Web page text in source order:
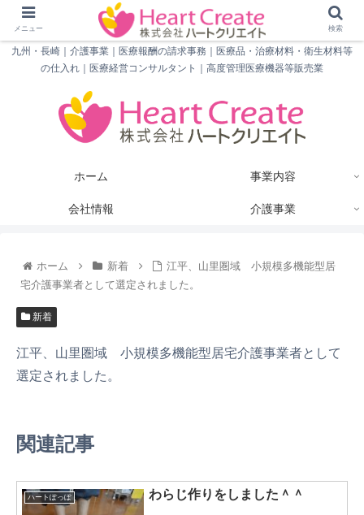
九州・長崎｜介護事業｜医療報酬の請求事務｜医療品・治療材料・衛生材料等
の仕入れ｜医療経営コンサルタント｜高度管理医療機器等販売業
ホーム 事業内容
会社情報 介護事業
ホーム 新着
江平、山里圏域 小規模多機能型居
宅介護事業者として選定されました。
新着
江平、山里圏域 小規模多機能型居宅介護事業者として
選定されました。
関連記事
ハートぽっぽ わらじ作りをしました＾＾
メニュー 検索